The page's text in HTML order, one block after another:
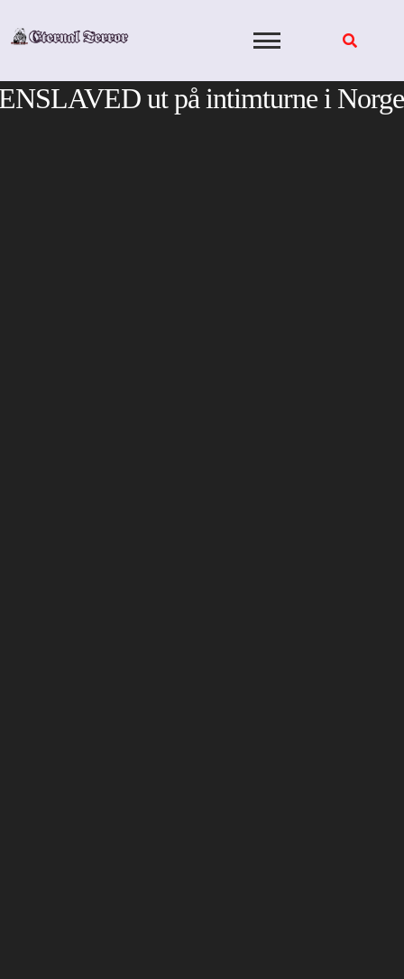
ut på intimturne i Norge